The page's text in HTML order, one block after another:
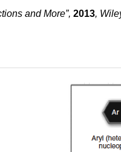
and More”, 2013,